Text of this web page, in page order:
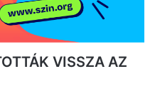
VISSZA AZ